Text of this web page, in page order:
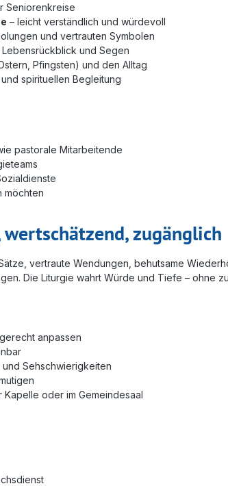
Seniorenkreise
– leicht verständlich und würdevoll
und vertrauten Symbolen
und Segen
Pfingsten) und den Alltag
spirituellen Begleitung
pastorale Mitarbeitende
möchten
zugänglich
vertraute Wendungen, behutsame
Die Liturgie wahrt Würde und Tiefe – ohne
anpassen
Sehschwierigkeiten
Kapelle oder im Gemeindesaal